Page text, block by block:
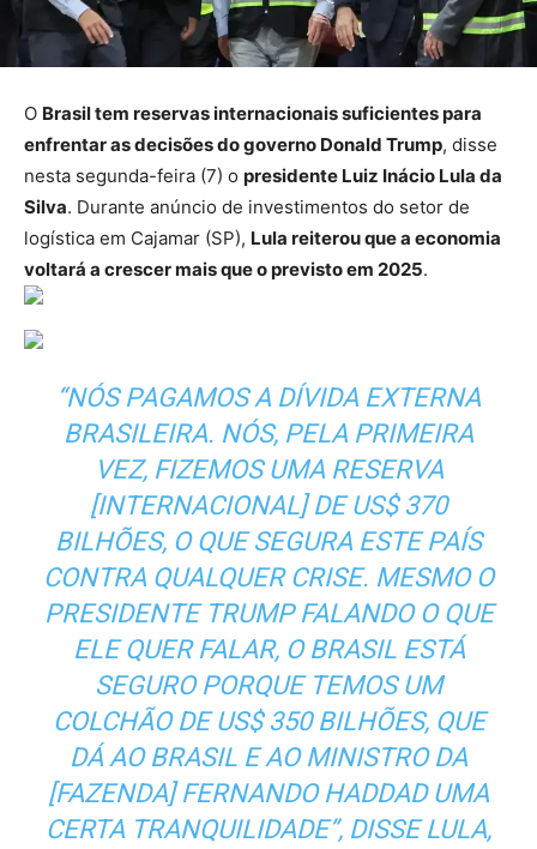
O Brasil tem reservas internacionais suficientes para
enfrentar as decisões do governo Donald Trump, disse
nesta segunda-feira (7) o presidente Luiz Inácio Lula da
Silva. Durante anúncio de investimentos do setor de
logística em Cajamar (SP), Lula reiterou que a economia
voltará a crescer mais que o previsto em 2025.
“NÓS PAGAMOS A DÍVIDA EXTERNA
BRASILEIRA. NÓS, PELA PRIMEIRA
VEZ, FIZEMOS UMA RESERVA
[INTERNACIONAL] DE US$ 370
BILHÕES, O QUE SEGURA ESTE PAÍS
CONTRA QUALQUER CRISE. MESMO O
PRESIDENTE TRUMP FALANDO O QUE
ELE QUER FALAR, O BRASIL ESTÁ
SEGURO PORQUE TEMOS UM
COLCHÃO DE US$ 350 BILHÕES, QUE
DÁ AO BRASIL E AO MINISTRO DA
[FAZENDA] FERNANDO HADDAD UMA
CERTA TRANQUILIDADE”, DISSE LULA,